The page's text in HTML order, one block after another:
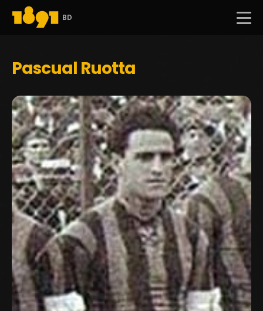
BD
Pascual Ruotta